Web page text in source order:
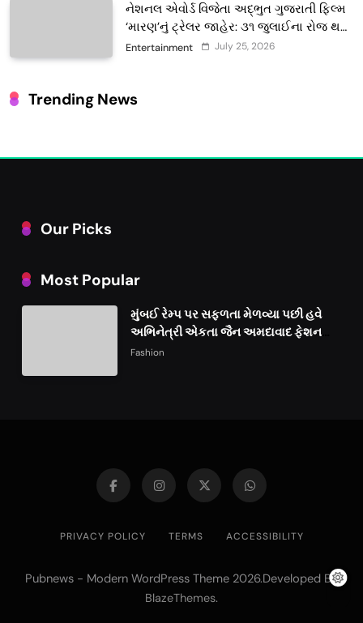
નેશનલ એવોર્ડ વિજેતા અદ્ભુત ગુજરાતી ફિલ્મ
‘મારણ’નું ટ્રેલર જાહેર: ૩૧ જુલાઈના રોજ થશે
થિયેટરોમાં રિલીઝ
Entertainment July 25, 2026
Trending News
Our Picks
Most Popular
મુંબઈ રેમ્પ પર સફળતા મેળવ્યા પછી હવે
અભિનેત્રી એકતા જૈન અમદાવાદ ફેશન
વીકમાં પોતાની પ્રતિભા પ્રદર્શિત કરશે
Fashion
PRIVACY POLICY TERMS ACCESSIBILITY
Pubnews - Modern WordPress Theme 2026.Developed By
BlazeThemes.